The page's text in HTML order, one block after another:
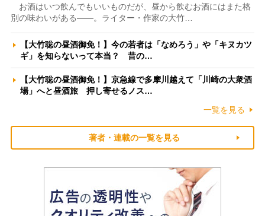
お酒はいつ飲んでもいいものだが、昼から飲むお酒にはまた格
別の味わいがある――。ライター・作家の大竹…
【大竹聡の昼酒御免！】今の若者は「なめろう」や「キヌカツ
ギ」を知らないって本当？ 昔の…
【大竹聡の昼酒御免！】京急線で多摩川越えて「川崎の大衆酒
場」へと昼酒旅 押し寄せるノス…
一覧を見る
著者・連載の一覧を見る